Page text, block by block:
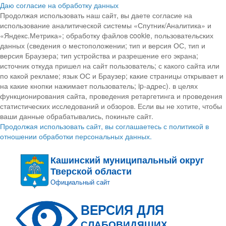
Даю согласие на обработку данных
Продолжая использовать наш сайт, вы даете согласие на
использование аналитической системы «Спутник/Аналитика» и
«Яндекс.Метрика»; обработку файлов cookie, пользовательских
данных (сведения о местоположении; тип и версия ОС, тип и
версия Браузера; тип устройства и разрешение его экрана;
источник откуда пришел на сайт пользователь; с какого сайта или
по какой рекламе; язык ОС и Браузер; какие страницы открывает и
на какие кнопки нажимает пользователь; ip-адрес). в целях
функционирования сайта, проведения ретаргетинга и проведения
статистических исследований и обзоров. Если вы не хотите, чтобы
ваши данные обрабатывались, покиньте сайт.
Продолжая использовать сайт, вы соглашаетесь с политикой в
отношении обработки персональных данных.